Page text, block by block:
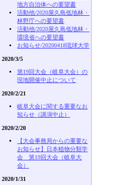
地方自治体への要望書
活動他/2020屋久島低地林・
林野庁への要望書
活動他/2020屋久島低地林・
環境省への要望書
お知らせ/20200418琉球大学
2020/3/5
第19回大会（岐阜大会）の
現地開催中止について
2020/2/21
岐阜大会に関する重要なお
知らせ（講演中止）
2020/2/20
【大会事務局からの重要な
お知らせ】日本植物分類学
会 第19回大会（岐阜大
会）
2020/1/31